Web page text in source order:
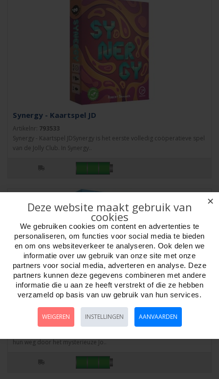
Synergy - Kaartspel JD
Artikelnr: 793533
Synergy - Kaartspel JDSynergy is het eerste volledig coöperatieve spel
van de Jolly Club. In Synergy..
Tectonic Tribes kaartspel - JD
hun weg door het mysterieuze Jo..
✕
Deze website maakt gebruik van
cookies
We gebruiken cookies om content en advertenties te
personaliseren, om functies voor social media te bieden
en om ons websiteverkeer te analyseren. Ook delen we
informatie over uw gebruik van onze site met onze
partners voor social media, adverteren en analyse. Deze
partners kunnen deze gegevens combineren met andere
informatie die u aan ze heeft verstrekt of die ze hebben
verzameld op basis van uw gebruik van hun services.
WEIGEREN INSTELLINGEN AANVAARDEN